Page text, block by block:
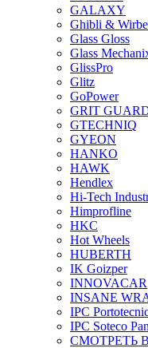
GALAXY
Ghibli &
Glass Gloss
Glass
GlissPro
Glitz
GoPower
GRIT
GTECHNIQ
GYEON
HANKO
HAWK
Hendlex
Hi-Tech
Himprofline
HKC
Hot Wheels
HUBERTH
IK Goizper
INNOVACAR
INSANE
IPC
IPC Soteco
СМОТРЕТЬ